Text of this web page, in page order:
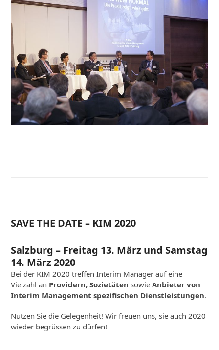
SAVE THE DATE – KIM 2020
Salzburg – Freitag 13. März und Samstag
14. März 2020
Bei der KIM 2020 treffen Interim Manager auf eine
Vielzahl an Providern, Sozietäten sowieAnbieter von
Interim Management spezifischen Dienstleistungen.
Nutzen Sie die Gelegenheit! Wir freuen uns, sie auch 2020
wieder begrüssen zu dürfen!